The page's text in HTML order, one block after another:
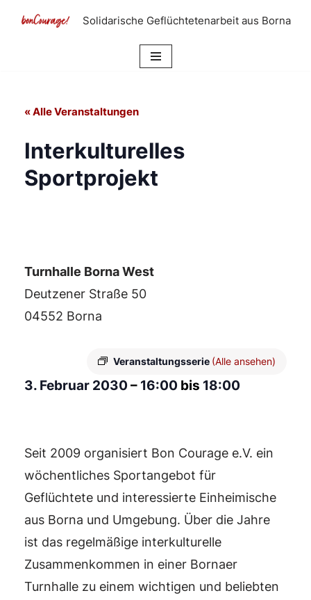
Solidarische Geflüchtetenarbeit aus Borna
« Alle Veranstaltungen
Interkulturelles
Sportprojekt
Turnhalle Borna West
Deutzener Straße 50
04552 Borna
Veranstaltungsserie (Alle ansehen)
3. Februar 2030 – 16:00 bis 18:00
Seit 2009 organisiert Bon Courage e.V. ein
wöchentliches Sportangebot für
Geflüchtete und interessierte Einheimische
aus Borna und Umgebung. Über die Jahre
ist das regelmäßige interkulturelle
Zusammenkommen in einer Bornaer
Turnhalle zu einem wichtigen und beliebten